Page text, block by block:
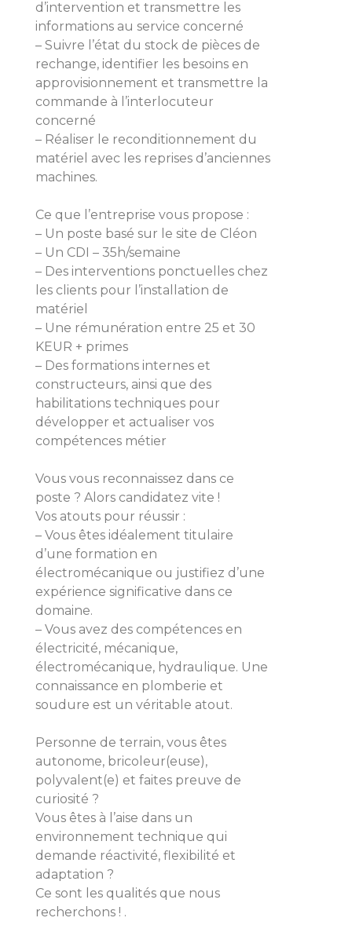
d’intervention et transmettre les
informations au service concerné
– Suivre l’état du stock de pièces de
rechange, identifier les besoins en
approvisionnement et transmettre la
commande à l’interlocuteur
concerné
– Réaliser le reconditionnement du
matériel avec les reprises d’anciennes
machines.
Ce que l’entreprise vous propose :
– Un poste basé sur le site de Cléon
– Un CDI – 35h/semaine
– Des interventions ponctuelles chez
les clients pour l’installation de
matériel
– Une rémunération entre 25 et 30
KEUR + primes
– Des formations internes et
constructeurs, ainsi que des
habilitations techniques pour
développer et actualiser vos
compétences métier
Vous vous reconnaissez dans ce
poste ? Alors candidatez vite !
Vos atouts pour réussir :
– Vous êtes idéalement titulaire
d’une formation en
électromécanique ou justifiez d’une
expérience significative dans ce
domaine.
– Vous avez des compétences en
électricité, mécanique,
électromécanique, hydraulique. Une
connaissance en plomberie et
soudure est un véritable atout.
Personne de terrain, vous êtes
autonome, bricoleur(euse),
polyvalent(e) et faites preuve de
curiosité ?
Vous êtes à l’aise dans un
environnement technique qui
demande réactivité, flexibilité et
adaptation ?
Ce sont les qualités que nous
recherchons ! .